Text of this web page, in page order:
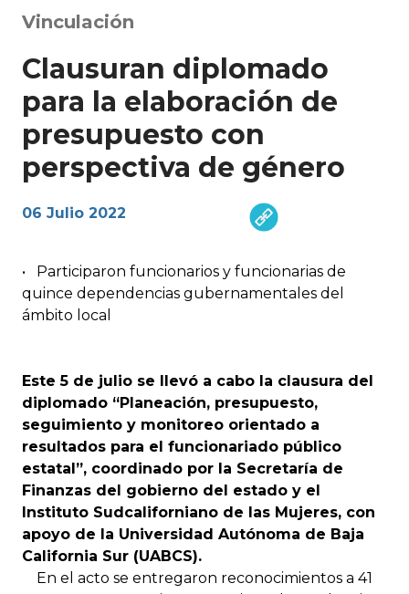
Vinculación
Clausuran diplomado
para la elaboración de
presupuesto con
perspectiva de género
06 Julio 2022
•
Participaron funcionarios y funcionarias de
quince dependencias gubernamentales del
ámbito local
Este 5 de julio se llevó a cabo la clausura del
diplomado “Planeación, presupuesto,
seguimiento y monitoreo orientado a
resultados para el funcionariado público
estatal”, coordinado por la Secretaría de
Finanzas del gobierno del estado y el
Instituto Sudcaliforniano de las Mujeres, con
apoyo de la Universidad Autónoma de Baja
California Sur (UABCS).
En el acto se entregaron reconocimientos a 41